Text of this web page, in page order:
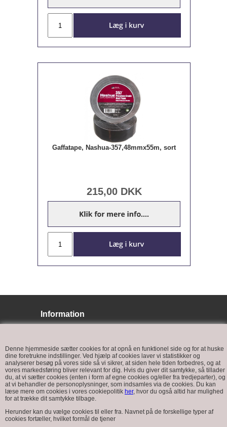
Denne hjemmeside sætter cookies for at opnå en funktionel side og for at huske
dine foretrukne indstillinger. Ved hjælp af cookies laver vi statistikker og
analyserer besøg på vores side så vi sikrer, at siden hele tiden forbedres, og at
vores markedsføring bliver relevant for dig. Hvis du giver dit samtykke, så tillader
du, at vi sætter cookies (enten i form af egne cookies og/eller fra tredjeparter), og
at vi behandler de personoplysninger, som indsamles via de cookies. Du kan
læse mere om cookies i vores cookiepolitik her, hvor du også altid har mulighed
for at trække dit samtykke tilbage.
Herunder kan du vælge cookies til eller fra. Navnet på de forskellige typer af
cookies fortæller, hvilket formål de tjener
Gaffatape, Nashua-357,48mmx55m, sort
215,00DKK
Information
6400 Sønderborg
Kundeservice
Tlf.: +45 7448 5258